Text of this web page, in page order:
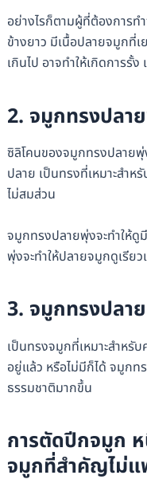
อย่างไรก็ตามผู้ที่ต้องการ
ข้างยาว มีเนื้อปลายจมูกที่
เกินไป อาจทำให้เกิดการรั้
2. จมูกทรงปลา
ซิลิโคนของจมูกทรงปลาย
ปลาย เป็นทรงที่เหมาะสำ
ไม่สมส่วน
จมูกทรงปลายพุ่งจะทำให้
พุ่งจะทำให้ปลายจมูกดูเรีย
3. จมูกทรงปลา
เป็นทรงจมูกที่เหมาะสำห
อยู่แล้ว หรือไม่มีก็ได้ จมูกท
ธรรมชาติมากขึ้น
การตัดปีกจมูก
จมูกที่สำคัญไม่